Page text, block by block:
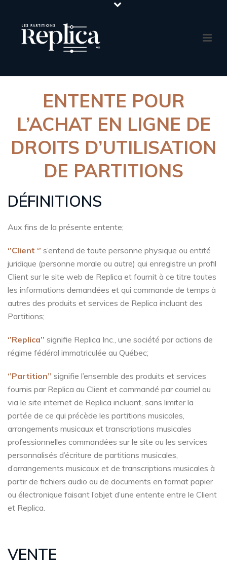
ENTENTE POUR
L’ACHAT EN LIGNE DE
DROITS D’UTILISATION
DE PARTITIONS
DÉFINITIONS
Aux fins de la présente entente;
‘’Client ‘’ s’entend de toute personne physique ou entité
juridique (personne morale ou autre) qui enregistre un profil
Client sur le site web de Replica et fournit à ce titre toutes
les informations demandées et qui commande de temps à
autres des produits et services de Replica incluant des
Partitions;
‘’Replica’’ signifie Replica Inc., une société par actions de
régime fédéral immatriculée au Québec;
‘’Partition’’ signifie l’ensemble des produits et services
fournis par Replica au Client et commandé par courriel ou
via le site internet de Replica incluant, sans limiter la
portée de ce qui précède les partitions musicales,
arrangements musicaux et transcriptions musicales
professionnelles commandées sur le site ou les services
personnalisés d’écriture de partitions musicales,
d’arrangements musicaux et de transcriptions musicales à
partir de fichiers audio ou de documents en format papier
ou électronique faisant l’objet d’une entente entre le Client
et Replica.
VENTE